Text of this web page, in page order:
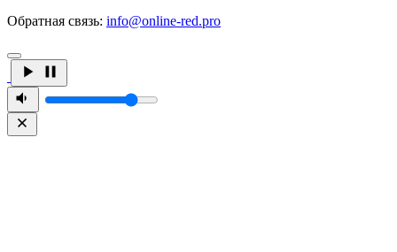
Обратная связь: info@online-red.pro